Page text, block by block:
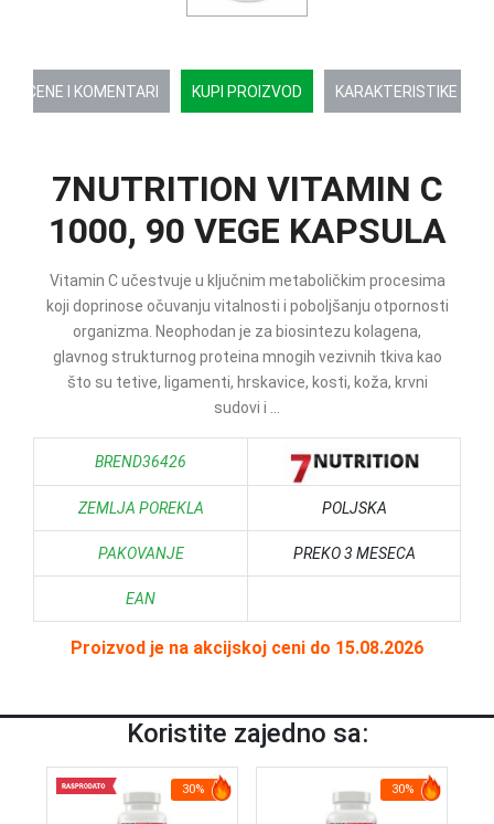
OCENE I KOMENTARI KUPI PROIZVOD KARAKTERISTIKE
7NUTRITION VITAMIN C
1000, 90 VEGE KAPSULA
Vitamin C učestvuje u ključnim metaboličkim procesima
koji doprinose očuvanju vitalnosti i poboljšanju otpornosti
organizma. Neophodan je za biosintezu kolagena,
glavnog strukturnog proteina mnogih vezivnih tkiva kao
što su tetive, ligamenti, hrskavice, kosti, koža, krvni
sudovi i ...
BREND36426
ZEMLJA POREKLA POLJSKA
PAKOVANJE PREKO 3 MESECA
EAN
Proizvod je na akcijskoj ceni do 15.08.2026
Koristite zajedno sa:
30% 30%